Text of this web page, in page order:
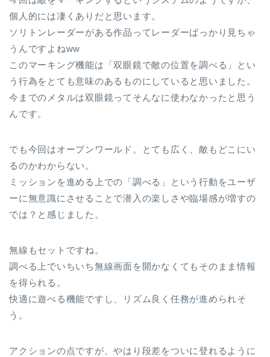
個人的には凄くありだと思います。
ソリトンレーダーがある作品ってレーダーばっかり見ちゃ
うんですよねww
このマーキング機能は「双眼鏡で敵の位置を調べる」とい
う行為をとても意味のあるものにしていると思いました。
今までのメタルは双眼鏡ってそんなに使わなかったと思う
んです。
でも今回はオープンワールド。とても広く、敵もどこにい
るのかわからない。
ミッションを進める上での「調べる」という行動をユーザ
ーに無意識にさせることで潜入の楽しさや臨場感が増すの
では？と感じました。
無線もセットですね。
調べる上でいちいち無線画面を開かなくてもそのまま情報
を得られる。
快適に遊べる機能ですし、リズム良く任務が進められそ
う。
アクションの点ですが、やはり段差をついに登れるように